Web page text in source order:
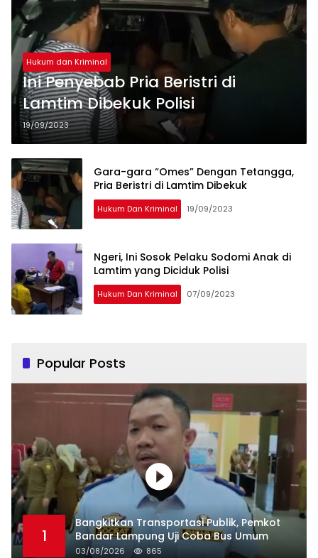
Hukum dan Kriminal
Ini Penyebab Pria Beristri di
Lamtim Dibekuk Polisi
19/09/2023
Gara-gara “Omes” Dengan Tetangga,
Pria Beristri di Lamtim Dibekuk
Hukum Dan Kriminal 19/09/2023
Ngeri, Ini Sosok Pelaku Sodomi Anak di
Lamtim yang Diciduk Polisi
Hukum Dan Kriminal 07/09/2023
Popular Posts
1
Bangkitkan Transportasi Publik, Pemkot
Bandar Lampung Uji Coba Bus Umum
03/08/2026 865